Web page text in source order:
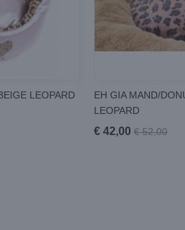
LEOPARD
EH GIA MAND/
LEOPARD
€ 42,00 € 52,00